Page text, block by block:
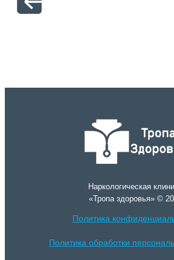
Наркологическая
«Тропа здоровья» ©
Политика
Политика обработки